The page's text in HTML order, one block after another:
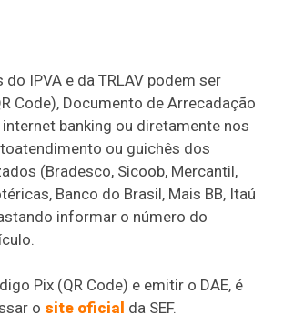
IPVA e da TRLAV podem ser
Code), Documento de Arrecadação
internet banking ou diretamente nos
ou guichês dos
(Bradesco, Sicoob, Mercantil,
Banco do Brasil, Mais BB, Itaú
informar o número do
Pix (QR Code) e emitir o DAE, é
o site oficial da SEF.